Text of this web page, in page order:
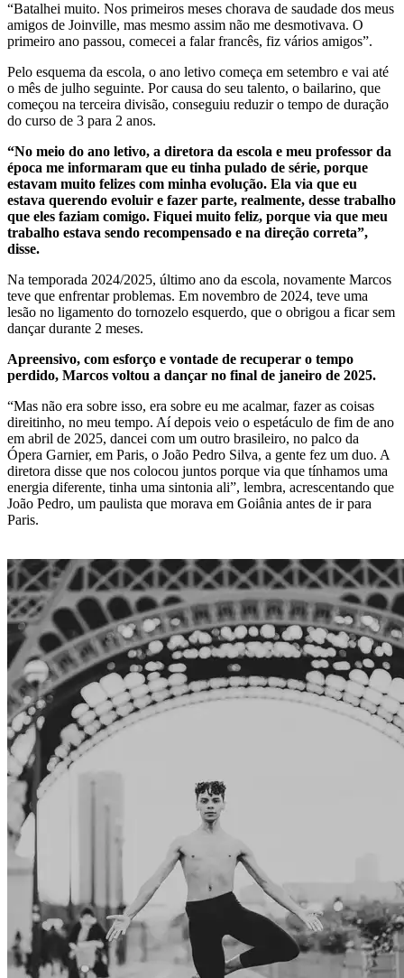
“Batalhei muito. Nos primeiros meses chorava de saudade dos meus
amigos de Joinville, mas mesmo assim não me desmotivava. O
primeiro ano passou, comecei a falar francês, fiz vários amigos”.
Pelo esquema da escola, o ano letivo começa em setembro e vai até
o mês de julho seguinte. Por causa do seu talento, o bailarino, que
começou na terceira divisão, conseguiu reduzir o tempo de duração
do curso de 3 para 2 anos.
“No meio do ano letivo, a diretora da escola e meu professor da
época me informaram que eu tinha pulado de série, porque
estavam muito felizes com minha evolução. Ela via que eu
estava querendo evoluir e fazer parte, realmente, desse trabalho
que eles faziam comigo. Fiquei muito feliz, porque via que meu
trabalho estava sendo recompensado e na direção correta”,
disse.
Na temporada 2024/2025, último ano da escola, novamente Marcos
teve que enfrentar problemas. Em novembro de 2024, teve uma
lesão no ligamento do tornozelo esquerdo, que o obrigou a ficar sem
dançar durante 2 meses.
Apreensivo, com esforço e vontade de recuperar o tempo
perdido, Marcos voltou a dançar no final de janeiro de 2025.
“Mas não era sobre isso, era sobre eu me acalmar, fazer as coisas
direitinho, no meu tempo. Aí depois veio o espetáculo de fim de ano
em abril de 2025, dancei com um outro brasileiro, no palco da
Ópera Garnier, em Paris, o João Pedro Silva, a gente fez um duo. A
diretora disse que nos colocou juntos porque via que tínhamos uma
energia diferente, tinha uma sintonia ali”, lembra, acrescentando que
João Pedro, um paulista que morava em Goiânia antes de ir para
Paris.